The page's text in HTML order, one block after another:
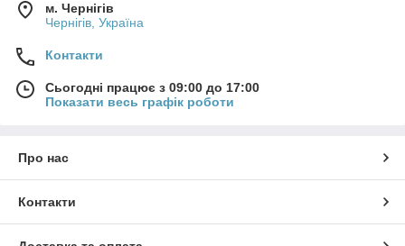
м. Чернігів
Чернігів, Україна
Контакти
Сьогодні працює з 09:00 до 17:00
Показати весь графік роботи
Про нас
Контакти